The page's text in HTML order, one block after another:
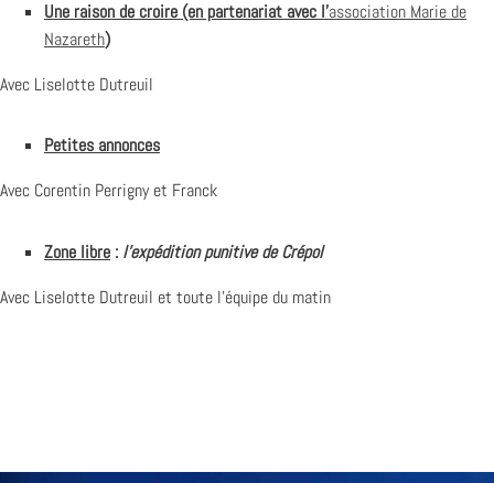
Une raison de croire (en partenariat avec l’association Marie de
Nazareth)
Avec Liselotte Dutreuil
Petites annonces
Avec Corentin Perrigny et Franck
Zone libre : l’expédition punitive de Crépol
Avec Liselotte Dutreuil et toute l’équipe du matin